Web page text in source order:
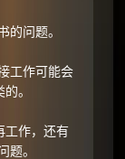
的问题。
工作可能会
。
工作，还有
题。